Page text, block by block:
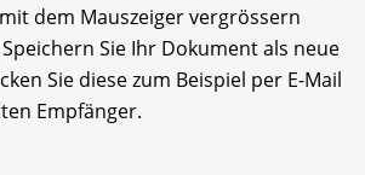
dem Mauszeiger ver­grössern
Sie Ihr Dokument als neue
Sie diese zum Beispiel per E-Mail
Empfänger.